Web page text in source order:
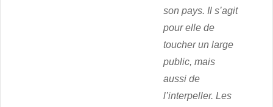
son pays. Il s’agit
pour elle de
toucher un large
public, mais
aussi de
l’interpeller. Les